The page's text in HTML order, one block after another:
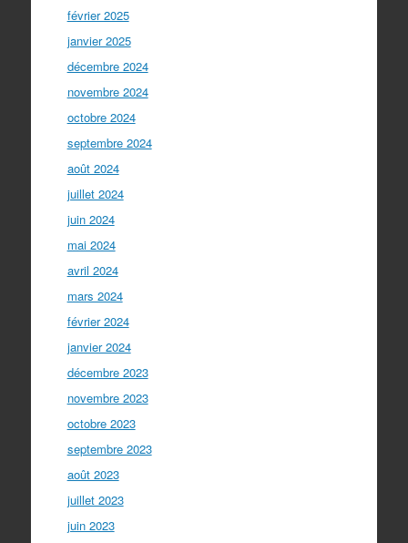
février 2025
janvier 2025
décembre 2024
novembre 2024
octobre 2024
septembre 2024
août 2024
juillet 2024
juin 2024
mai 2024
avril 2024
mars 2024
février 2024
janvier 2024
décembre 2023
novembre 2023
octobre 2023
septembre 2023
août 2023
juillet 2023
juin 2023